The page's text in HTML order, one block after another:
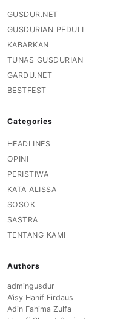
GUSDUR.NET
GUSDURIAN PEDULI
KABARKAN
TUNAS GUSDURIAN
GARDU.NET
BESTFEST
Categories
HEADLINES
OPINI
PERISTIWA
KATA ALISSA
SOSOK
SASTRA
TENTANG KAMI
Authors
admingusdur
A’isy Hanif Firdaus
Adin Fahima Zulfa